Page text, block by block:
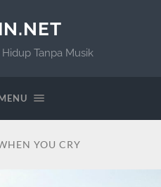
Tanpa Musik
YOU CRY